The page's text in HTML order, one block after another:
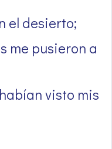
el desierto;
me pusieron a
visto mis